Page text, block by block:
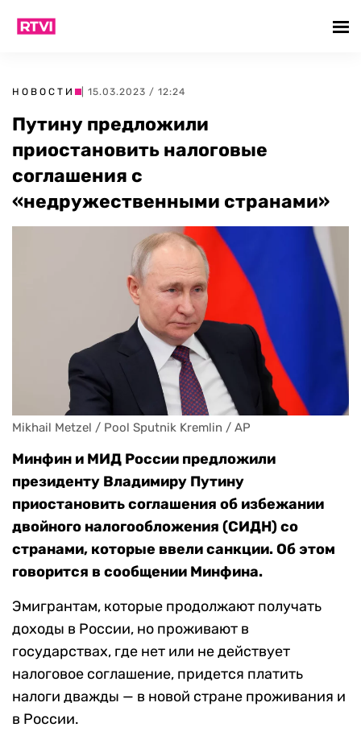
НОВОСТИ | 15.03.2023 / 12:24
Путину предложили
приостановить налоговые
соглашения с
«недружественными странами»
Mikhail Metzel / Pool Sputnik Kremlin / AP
Минфин и МИД России предложили
президенту Владимиру Путину
приостановить соглашения об избежании
двойного налогообложения (СИДН) со
странами, которые ввели санкции. Об этом
говорится в сообщении Минфина.
Эмигрантам, которые продолжают получать
доходы в России, но проживают в
государствах, где нет или не действует
налоговое соглашение, придется платить
налоги дважды — в новой стране проживания и
в России.